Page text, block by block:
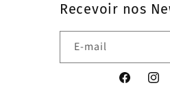
Recevoir nos
E-mail
Facebook